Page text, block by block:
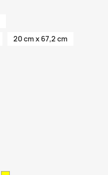
20 cm x 67,2 cm